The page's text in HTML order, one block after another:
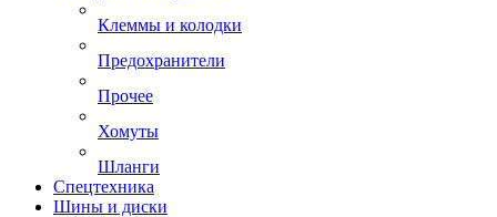
Клеммы и колодки
Предохранители
Прочее
Хомуты
Шланги
Спецтехника
Шины и диски